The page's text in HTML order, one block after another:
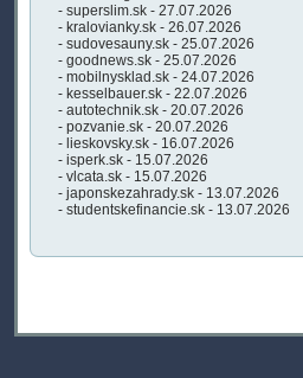
- superslim.sk - 27.07.2026
- kralovianky.sk - 26.07.2026
- sudovesauny.sk - 25.07.2026
- goodnews.sk - 25.07.2026
- mobilnysklad.sk - 24.07.2026
- kesselbauer.sk - 22.07.2026
- autotechnik.sk - 20.07.2026
- pozvanie.sk - 20.07.2026
- lieskovsky.sk - 16.07.2026
- isperk.sk - 15.07.2026
- vlcata.sk - 15.07.2026
- japonskezahrady.sk - 13.07.2026
- studentskefinancie.sk - 13.07.2026